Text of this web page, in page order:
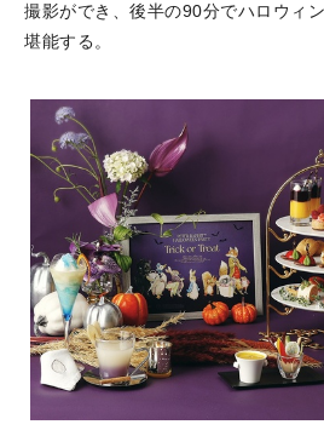
撮影ができ、後半の90分でハロウィ
堪能する。